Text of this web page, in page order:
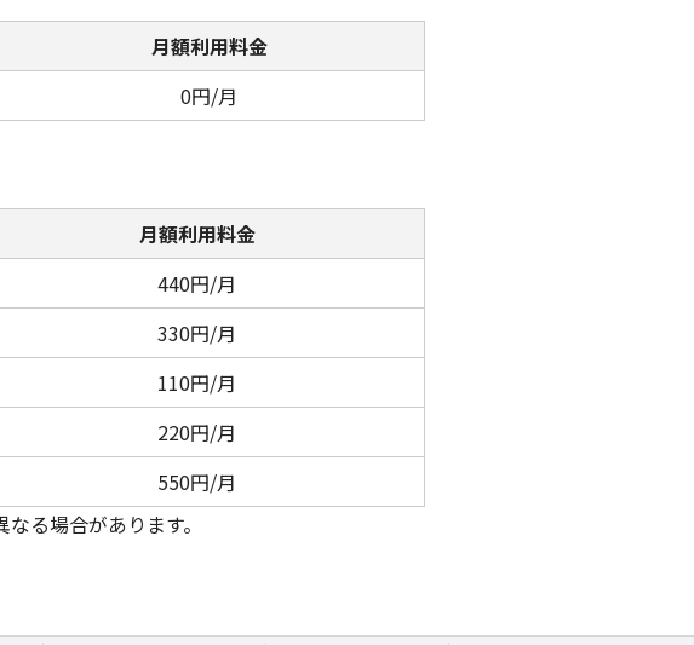
月額利用料金
0円/月
月額利用料金
440円/月
330円/月
110円/月
220円/月
550円/月
る場合があります。